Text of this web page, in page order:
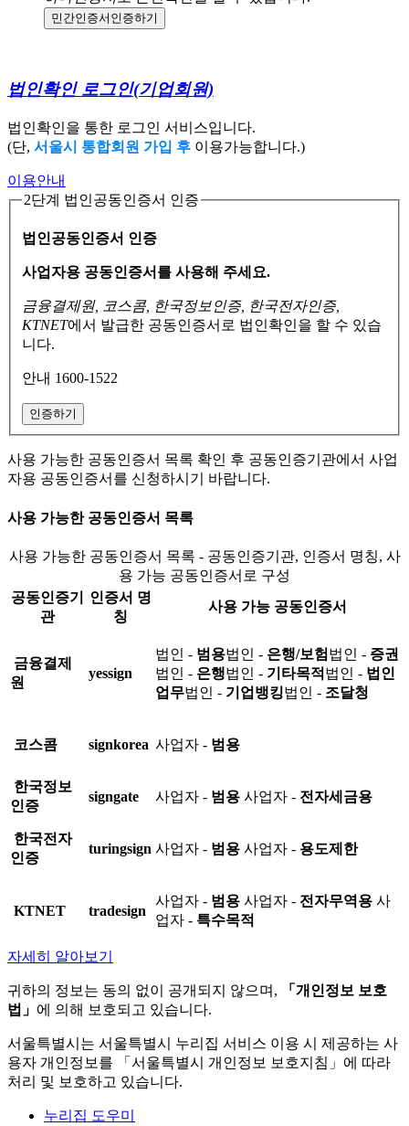
민간인증서 인증하기
법인확인 로그인(기업회원)
법인확인을 통한 로그인 서비스입니다.
(단, 서울시 통합회원 가입 후 이용가능합니다.)
이용안내
2단계 법인공동인증서 인증
법인공동인증서 인증
사업자용 공동인증서를 사용해 주세요.
금융결제원, 코스콤, 한국정보인증, 한국전자인증,
KTNET에서 발급한 공동인증서로 법인확인을 할 수 있습
니다.
안내 1600-1522
인증하기
사용 가능한 공동인증서 목록 확인 후 공동인증기관에서 사업
자용 공동인증서를 신청하시기 바랍니다.
사용 가능한 공동인증서 목록
사용 가능한 공동인증서 목록 - 공동인증기관, 인증서 명칭, 사
용 가능 공동인증서로 구성
공동인증기
관
인증서 명
칭
사용 가능 공동인증서
금융결제
원
yessign
법인 - 범용법인 - 은행/보험 법인 - 증권
법인 - 은행법인 - 기타목적 법인 - 법인
업무법인 - 기업뱅킹법인 - 조달청
코스콤 signkorea 사업자 - 범용
한국정보
인증
signgate 사업자 - 범용 사업자 - 전자세금용
한국전자
인증
turingsign 사업자 - 범용 사업자 - 용도제한
KTNET tradesign
사업자 - 범용 사업자 - 전자무역용 사
업자 - 특수목적
자세히 알아보기
귀하의 정보는 동의 없이 공개되지 않으며,
「개인정보 보호
법」 에 의해 보호되고 있습니다.
서울특별시는 서울특별시 누리집 서비스 이용 시 제공하는 사
용자 개인정보를 「서울특별시 개인정보 보호지침」에 따라
처리 및 보호하고 있습니다.
누리집 도우미